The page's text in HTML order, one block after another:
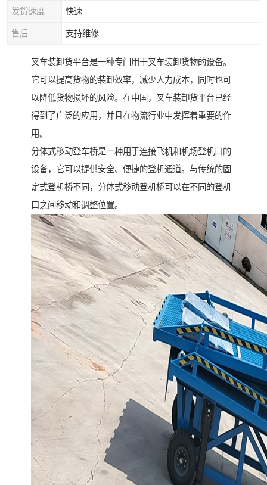
发货速度 快速
售后 支持维修
叉车装卸货平台是一种专门用于叉车装卸货物的设备。
它可以提高货物的装卸效率，减少人力成本，同时也可
以降低货物损坏的风险。在中国，叉车装卸货平台已经
得到了广泛的应用，并且在物流行业中发挥着重要的作
用。
分体式移动登车桥是一种用于连接飞机和机场登机口的
设备，它可以提供安全、便捷的登机通道。与传统的固
定式登机桥不同，分体式移动登机桥可以在不同的登机
口之间移动和调整位置。